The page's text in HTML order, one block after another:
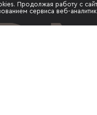
Продолжая работу с
сервиса веб-